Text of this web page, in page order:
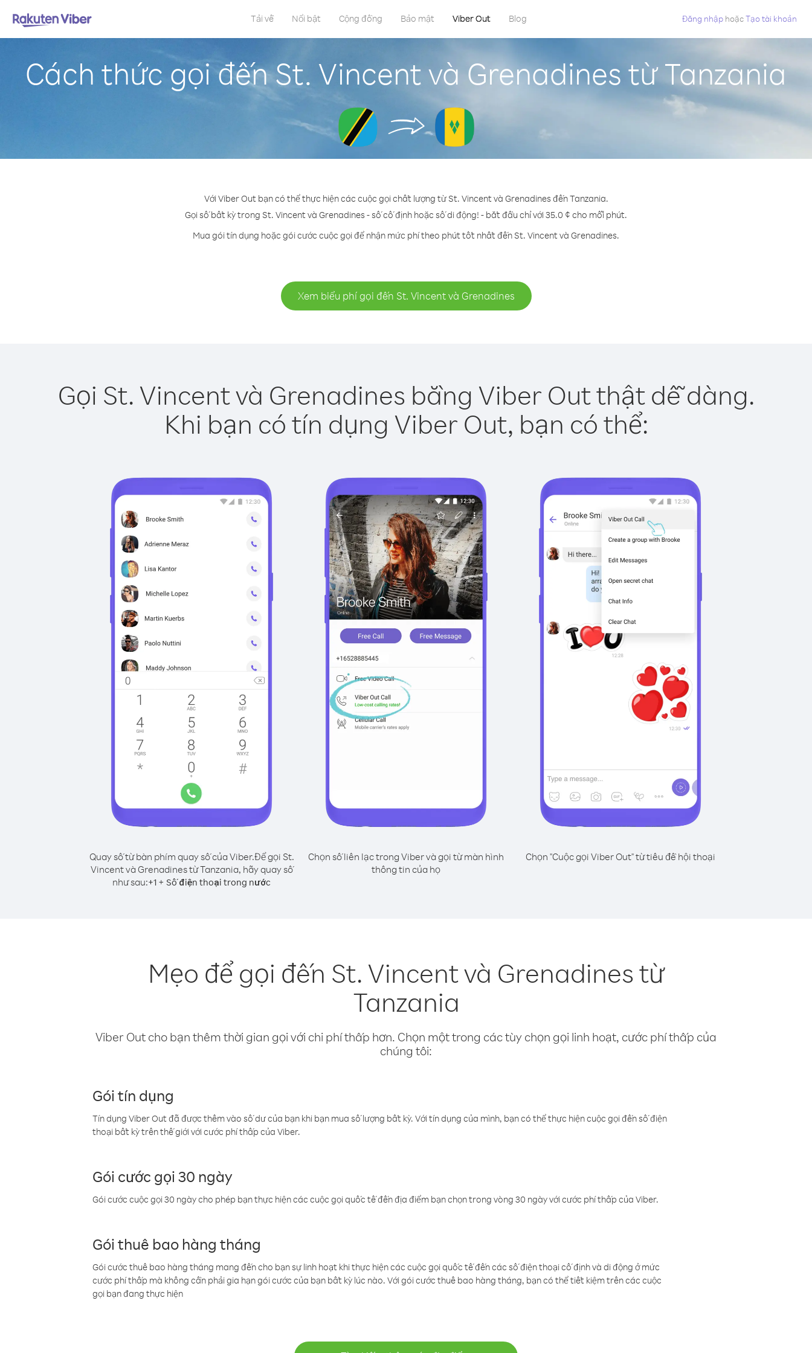
Tải về Nổi bật Cộng đồng Bảo mật Viber Out Blog Đăng nhập hoặcTạo tài khoản
Cách thức gọi đến St. Vincent và Grenadines từ Tanzania
Với Viber Out bạn có thể thực hiện các cuộc gọi chất lượng từ St. Vincent và Grenadines đến Tanzania.
Gọi số bất kỳ trong St. Vincent và Grenadines - số cố định hoặc số di động! - bắt đầu chỉ với 35.0 ¢ cho mỗi phút.
Mua gói tín dụng hoặc gói cước cuộc gọi để nhận mức phí theo phút tốt nhất đến St. Vincent và Grenadines.
Xem biểu phí gọi đến St. Vincent và Grenadines
Gọi St. Vincent và Grenadines bằng Viber Out thật dễ dàng.
Khi bạn có tín dụng Viber Out, bạn có thể:
Quay số từ bàn phím quay số của Viber.Để gọi St.
Vincent và Grenadines từ Tanzania, hãy quay số
như sau:+1 + Số điện thoại trong nước
Chọn số liên lạc trong Viber và gọi từ màn hình
thông tin của họ
Chọn "Cuộc gọi Viber Out" từ tiêu đề hội thoại
Mẹo để gọi đến St. Vincent và Grenadines từ
Tanzania
Viber Out cho bạn thêm thời gian gọi với chi phí thấp hơn. Chọn một trong các tùy chọn gọi linh hoạt, cước phí thấp của
chúng tôi:
Gói tín dụng
Tín dụng Viber Out đã được thêm vào số dư của bạn khi bạn mua số lượng bất kỳ. Với tín dụng của mình, bạn có thể thực hiện cuộc gọi đến số điện
thoại bất kỳ trên thế giới với cước phí thấp của Viber.
Gói cước gọi 30 ngày
Gói cước cuộc gọi 30 ngày cho phép bạn thực hiện các cuộc gọi quốc tế đến địa điểm bạn chọn trong vòng 30 ngày với cước phí thấp của Viber.
Gói thuê bao hàng tháng
Gói cước thuê bao hàng tháng mang đến cho bạn sự linh hoạt khi thực hiện các cuộc gọi quốc tế đến các số điện thoại cố định và di động ở mức
cước phí thấp mà không cần phải gia hạn gói cước của bạn bất kỳ lúc nào. Với gói cước thuê bao hàng tháng, bạn có thể tiết kiệm trên các cuộc
gọi bạn đang thực hiện